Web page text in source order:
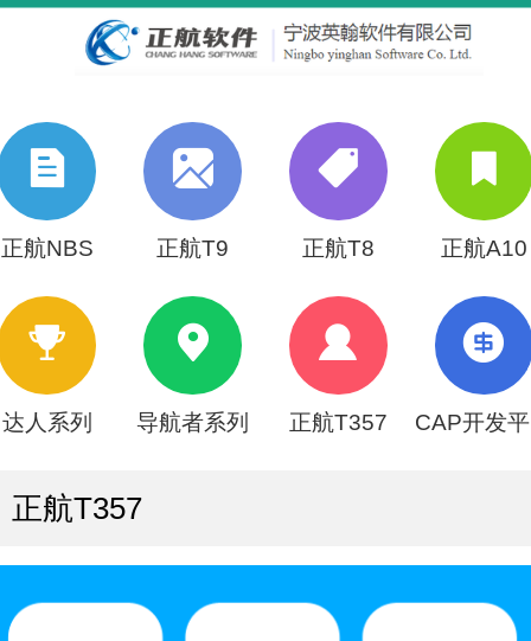
正航NBS 正航T9 正航T8 正航A10
达人系列 导航者系列 正航T357 CAP开发
正航T357